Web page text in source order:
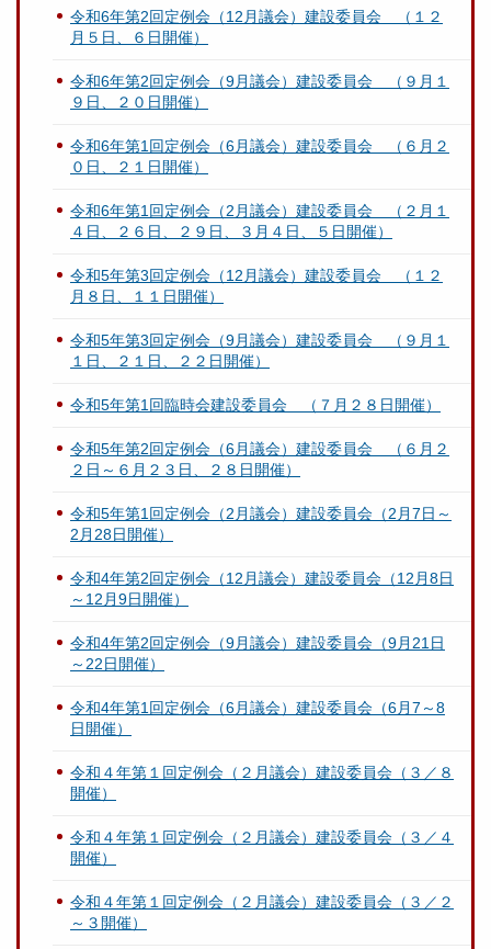
令和6年第2回定例会（12月議会）建設委員会 （１２
月５日、６日開催）
令和6年第2回定例会（9月議会）建設委員会 （９月１
９日、２０日開催）
令和6年第1回定例会（6月議会）建設委員会 （６月２
０日、２１日開催）
令和6年第1回定例会（2月議会）建設委員会 （２月１
４日、２６日、２９日、３月４日、５日開催）
令和5年第3回定例会（12月議会）建設委員会 （１２
月８日、１１日開催）
令和5年第3回定例会（9月議会）建設委員会 （９月１
１日、２１日、２２日開催）
令和5年第1回臨時会建設委員会 （７月２８日開催）
令和5年第2回定例会（6月議会）建設委員会 （６月２
２日～６月２３日、２８日開催）
令和5年第1回定例会（2月議会）建設委員会（2月7日～
2月28日開催）
令和4年第2回定例会（12月議会）建設委員会（12月8日
～12月9日開催）
令和4年第2回定例会（9月議会）建設委員会（9月21日
～22日開催）
令和4年第1回定例会（6月議会）建設委員会（6月7～8
日開催）
令和４年第１回定例会（２月議会）建設委員会（３／８
開催）
令和４年第１回定例会（２月議会）建設委員会（３／４
開催）
令和４年第１回定例会（２月議会）建設委員会（３／２
～３開催）